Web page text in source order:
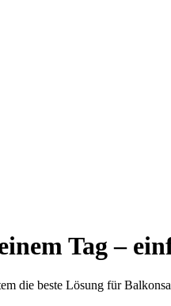
Tag –
die beste Lösung für